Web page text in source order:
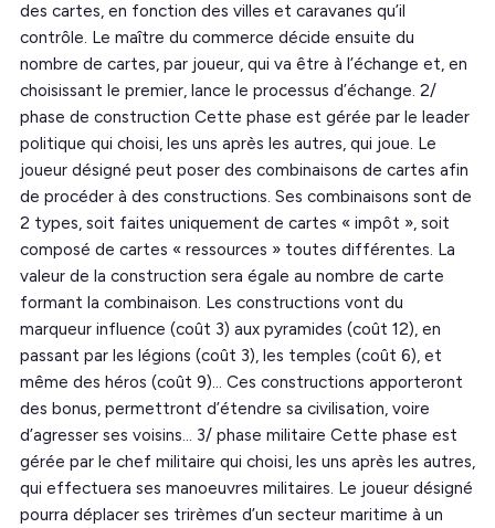
des cartes, en fonction des villes et caravanes qu’il
contrôle. Le maître du commerce décide ensuite du
nombre de cartes, par joueur, qui va être à l’échange et, en
choisissant le premier, lance le processus d’échange. 2/
phase de construction Cette phase est gérée par le leader
politique qui choisi, les uns après les autres, qui joue. Le
joueur désigné peut poser des combinaisons de cartes afin
de procéder à des constructions. Ses combinaisons sont de
2 types, soit faites uniquement de cartes « impôt », soit
composé de cartes « ressources » toutes différentes. La
valeur de la construction sera égale au nombre de carte
formant la combinaison. Les constructions vont du
marqueur influence (coût 3) aux pyramides (coût 12), en
passant par les légions (coût 3), les temples (coût 6), et
même des héros (coût 9)… Ces constructions apporteront
des bonus, permettront d’étendre sa civilisation, voire
d’agresser ses voisins… 3/ phase militaire Cette phase est
gérée par le chef militaire qui choisi, les uns après les autres,
qui effectuera ses manoeuvres militaires. Le joueur désigné
pourra déplacer ses trirèmes d’un secteur maritime à un